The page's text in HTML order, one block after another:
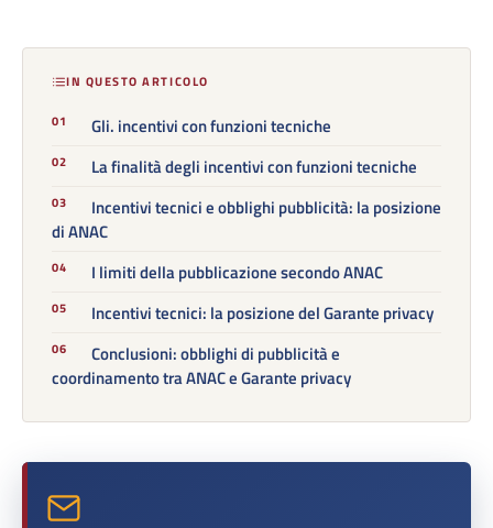
IN QUESTO ARTICOLO
Gli. incentivi con funzioni tecniche
La finalità degli incentivi con funzioni tecniche
Incentivi tecnici e obblighi pubblicità: la posizione
di ANAC
I limiti della pubblicazione secondo ANAC
Incentivi tecnici: la posizione del Garante privacy
Conclusioni: obblighi di pubblicità e
coordinamento tra ANAC e Garante privacy